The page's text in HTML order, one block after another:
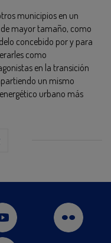
municipios en un
mayor tamaño, como
concebido por y para
como
en la transición
un mismo
urbano más